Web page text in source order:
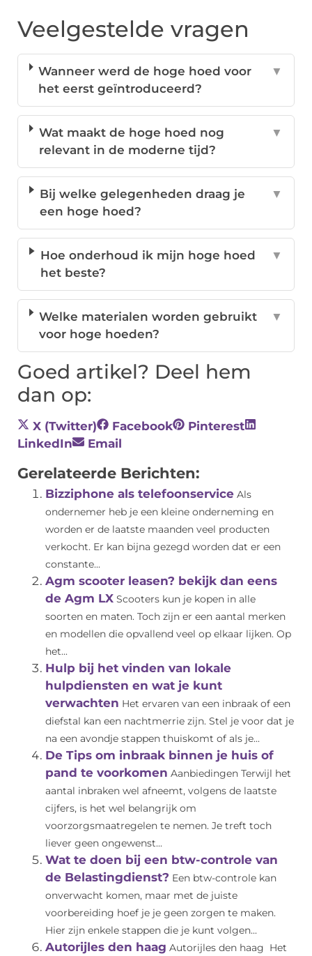
Veelgestelde vragen
Wanneer werd de hoge hoed voor
het eerst geïntroduceerd?
▼
Wat maakt de hoge hoed nog
relevant in de moderne tijd?
▼
Bij welke gelegenheden draag je
een hoge hoed?
▼
Hoe onderhoud ik mijn hoge hoed
het beste?
▼
Welke materialen worden gebruikt
voor hoge hoeden?
▼
Goed artikel? Deel hem
dan op:
X (Twitter) Facebook
Pinterest
LinkedIn
Email
Gerelateerde Berichten:
Bizziphone als telefoonservice Als
ondernemer heb je een kleine onderneming en
worden er de laatste maanden veel producten
verkocht. Er kan bijna gezegd worden dat er een
constante...
Agm scooter leasen? bekijk dan eens
de Agm LX Scooters kun je kopen in alle
soorten en maten. Toch zijn er een aantal merken
en modellen die opvallend veel op elkaar lijken. Op
het...
Hulp bij het vinden van lokale
hulpdiensten en wat je kunt
verwachten Het ervaren van een inbraak of een
diefstal kan een nachtmerrie zijn. Stel je voor dat je
na een avondje stappen thuiskomt of als je...
De Tips om inbraak binnen je huis of
pand te voorkomen Aanbiedingen Terwijl het
aantal inbraken wel afneemt, volgens de laatste
cijfers, is het wel belangrijk om
voorzorgsmaatregelen te nemen. Je treft toch
liever geen ongewenst...
Wat te doen bij een btw-controle van
de Belastingdienst? Een btw-controle kan
onverwacht komen, maar met de juiste
voorbereiding hoef je je geen zorgen te maken.
Hier zijn enkele stappen die je kunt volgen...
Autorijles den haag Autorijles den haag Het